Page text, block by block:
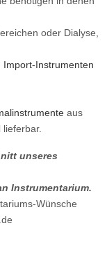
oder Dialyse,
Import-Instrumenten
aus
unseres
Instrumentarium.
Wünsche